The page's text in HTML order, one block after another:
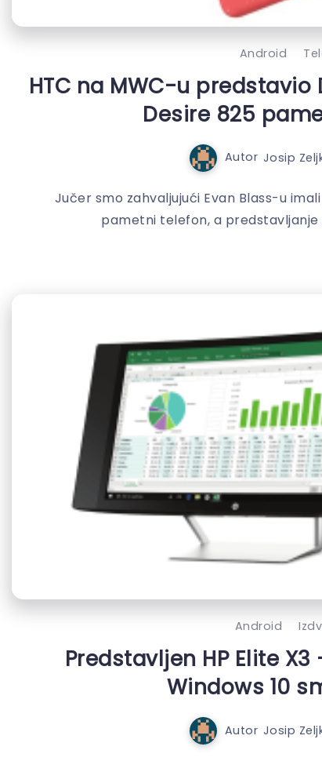
Android
HTC na MWC-u predstavio
Desire 825
Autor Josip
Jučer smo zahvaljujući Evan Blass-u
pametni telefon, a predstavljanje
Android
Predstavljen HP Elite
Windows 10
Autor Josip